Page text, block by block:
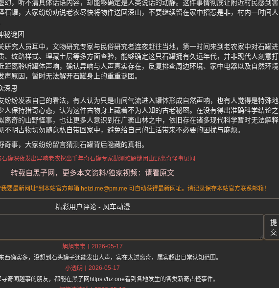
幻，听不清具体话语内容，却能够确定是人类说话的动静。这件事情彻底让附近村民感到害
石罐，大家纷纷劝说老农尽快将物件送回深山，不要继续留在家中招惹是非，村内一时间人
秘谜团
研究人员耳中，文物研究专家与民俗研究者连夜赶往当地，第一时间来到老农家中对石罐进
、纹路样式、埋藏土层等多方面查验，能够确定这只石罐拥有久远年代，并非现代人刻意打
距离聆听罐体声响，确认异响与人声真实存在，反复排查周边环境、家中电器以及自然环境
原因，暂时无法解开石罐身上的重重谜团。
深思
纷纷发表自己的看法，有人认为只是山间气流进入罐体形成自然声响，也有人觉得是特殊地
人保持猎奇心态，认为这件古物身上藏着不为人知的古老秘密。在没有得出准确科学结论之
离奇的山野怪事，也让更多人意识到在广袤山林之中，依旧存在诸多现代科学暂时无法解释
明古物切勿随意私自带回家中，避免给自己的生活带来不必要的困扰与麻烦。
事，大家纷纷留言猜测石罐背后隐藏的真相。
石罐深夜发出异响老农挖出千年奇石罐专家勘测难解谜团 山野离奇怪事见闻
转载自黑子网，更多本文资料/独家视频：请看原文
要最新网址”到本站官方邮箱 heizi.me@pm.me 可自动获得最新网址。请记录保存本站官方联系邮箱！
精彩用户评论 - 风车动漫
提
交
旭旭宝宝
2026-05-17
西确实多，没想到石头罐子还能发出人声，实在太过离奇，属实超出日常认知范围。
小透明
2026-05-17
奇闻趣事的朋友，都能在黑子网https://hz.one看到各地发生的各类新奇古怪事件。